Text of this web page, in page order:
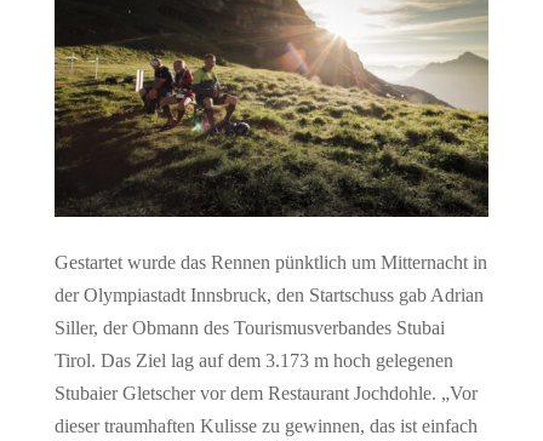
Gestartet wurde das Rennen pünktlich um Mitternacht in
der Olympiastadt Innsbruck, den Startschuss gab Adrian
Siller, der Obmann des Tourismusverbandes Stubai
Tirol. Das Ziel lag auf dem 3.173 m hoch gelegenen
Stubaier Gletscher vor dem Restaurant Jochdohle. „Vor
dieser traumhaften Kulisse zu gewinnen, das ist einfach